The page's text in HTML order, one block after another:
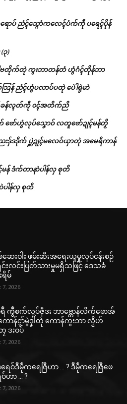
ောပ် ညံၚ်သ္ဂောံကလေၚ်ပံက်ကဵု ပရေၚ်ပိုန်
၃)
တိုက်တုဲ ကွးဘာတန်တံ ဟွံဂံၚ်တိုန်ဘာ
န် ညံၚ်ဟွံပလာပ်ပထုဲ ပေဲါရုဲမာဲ
န်လ္ၚတ်ကဵု ၀ၚ်အတိက်ညိ
ဗော်ဟွံလုပ်သၞောဝ် လတူဗော်ဍုၚ်မန်တၟိ
ဒှ်ဒဒိုက် ပ္ဋဲဍုၚ်မလေဝ်ယှာတုဲ အမေရိကာန်
န် ဒံက်တာနာဲပါန်လှ စုတိ
ပါန်လှ စုတိ
ဆေးဝါး ဖမ်းဆီးအရေးယူမှုလုပ်ငန်းစဉ်
ရှင်းလင်းပြတ်သားမှုမရှိသဖြင့် ဒေသခံ
ရိမ်
7, 2026
မရဳ ကွဳစက်လုပ်ဇီုဒး ဘာဗ္တောန်လိက်ဖောအ်
ကောန်ၚာ်မွဲဒၞါဲတုဲ ကောန်ကွးဘာ လၟိဟ်
ဒးဝပ်
7, 2026
ေဝ်ဒဳမဵုကရေဇြဳဟာ … ? ဒဳမဵုကရေဇြဳဖေ
ဟာ … ?
7, 2026